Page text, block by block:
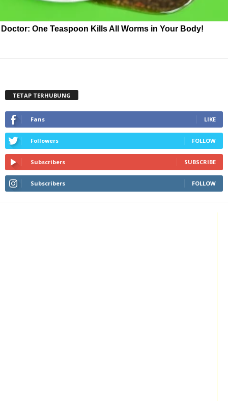
Doctor: One Teaspoon Kills All Worms in Your Body!
TETAP TERHUBUNG
Fans LIKE
Followers FOLLOW
Subscribers SUBSCRIBE
Subscribers FOLLOW